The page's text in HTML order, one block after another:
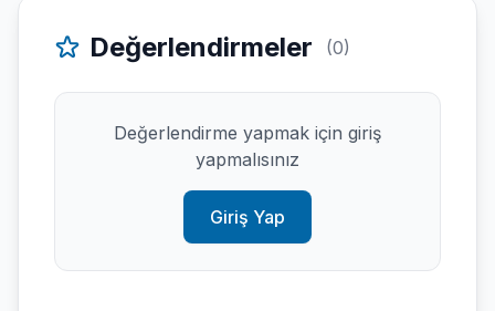
Değerlendirmeler (0)
Değerlendirme yapmak için giriş
yapmalısınız
Giriş Yap